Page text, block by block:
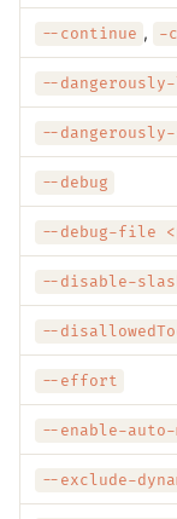
--continue , -c
--
--
--debug
--debug-file
--disable-
--
--effort
--enable-auto-
--exclude-